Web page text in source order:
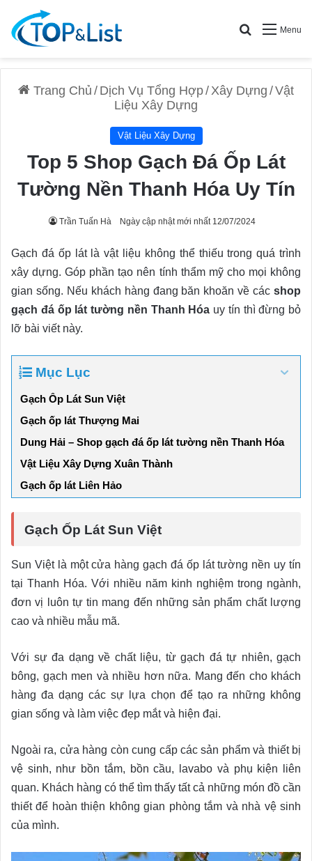
Menu
Search for
Trang Chủ / Dịch Vụ Tổng Hợp/Xây Dựng /Vật
Liệu Xây Dựng
Vật Liệu Xây Dựng
Top 5 Shop Gạch Đá Ốp Lát
Tường Nền Thanh Hóa Uy Tín
Trần Tuấn Hà Ngày cập nhật mới nhất 12/07/2024
Gạch đá ốp lát là vật liệu không thể thiếu trong quá trình
xây dựng. Góp phần tạo nên tính thẩm mỹ cho mọi không
gian sống. Nếu khách hàng đang băn khoăn về các shop
gạch đá ốp lát tường nền Thanh Hóa uy tín thì đừng bỏ
lỡ bài viết này.
Mục Lục
Gạch Ốp Lát Sun Việt
Gạch ốp lát Thượng Mai
Dung Hải – Shop gạch đá ốp lát tường nền Thanh Hóa
Vật Liệu Xây Dựng Xuân Thành
Gạch ốp lát Liên Hảo
Gạch Ốp Lát Sun Việt
Sun Việt là một cửa hàng gạch đá ốp lát tường nền uy tín
tại Thanh Hóa. Với nhiều năm kinh nghiệm trong ngành,
đơn vị luôn tự tin mang đến những sản phẩm chất lượng
cao và nhiều mẫu mã.
Với sự đa dạng về chất liệu, từ gạch đá tự nhiên, gạch
bông, gạch men và nhiều hơn nữa. Mang đến cho khách
hàng đa dạng các sự lựa chọn để tạo ra những không
gian sống và làm việc đẹp mắt và hiện đại.
Ngoài ra, cửa hàng còn cung cấp các sản phẩm và thiết bị
vệ sinh, như bồn tắm, bồn cầu, lavabo và phụ kiện liên
quan. Khách hàng có thể tìm thấy tất cả những món đồ cần
thiết để hoàn thiện không gian phòng tắm và nhà vệ sinh
của mình.